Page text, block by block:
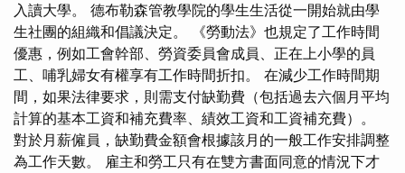
入讀大學。 德布勒森管教學院的學生生活從一開始就由學
生社團的組織和倡議決定。 《勞動法》也規定了工作時間
優惠，例如工會幹部、勞資委員會成員、正在上小學的員
工、哺乳婦女有權享有工作時間折扣。 在減少工作時間期
間，如果法律要求，則需支付缺勤費（包括過去六個月平均
計算的基本工資和補充費率、績效工資和工資補充費）。
對於月薪僱員，缺勤費金額會根據該月的一般工作安排調整
為工作天數。 雇主和勞工只有在雙方書面同意的情況下才